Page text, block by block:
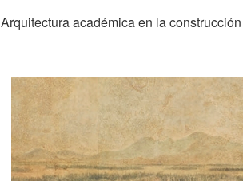
Arquitectura académica en la